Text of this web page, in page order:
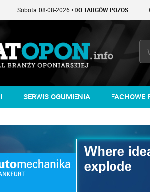
08-08-2026• DO TARGÓW POZOSTAŁO -1 DNI
SERWIS OGUMIENIA FACHOWE